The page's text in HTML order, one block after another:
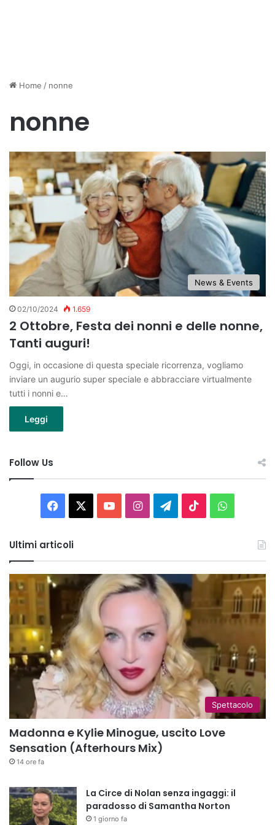
Home / nonne
nonne
News & Events
02/10/2024 1.659
2 Ottobre, Festa dei nonni e delle nonne,
Tanti auguri!
Oggi, in occasione di questa speciale ricorrenza, vogliamo
inviare un augurio super speciale e abbracciare virtualmente
tutti i nonni e…
Leggi
Follow Us
Facebook You InstagramTelegram
TikTok
Ultimi articoli
Spettacolo
Madonna e Kylie Minogue, uscito Love
Sensation (Afterhours Mix)
14 ore fa
La Circe di Nolan senza ingaggi: il
paradosso di Samantha Norton
1 giorno fa